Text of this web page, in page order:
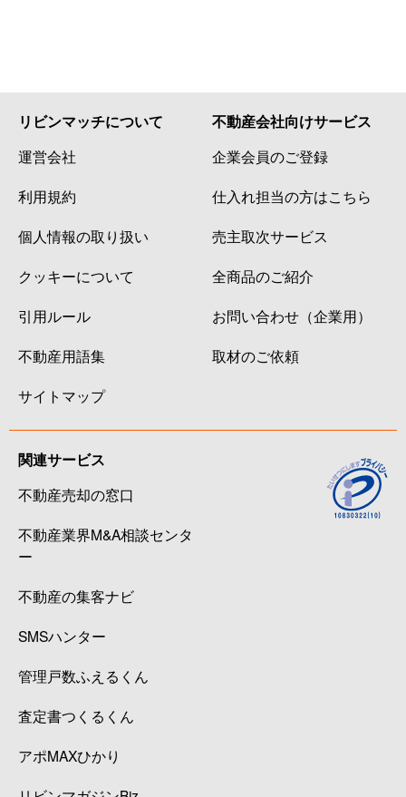
リビンマッチについて
運営会社
利用規約
個人情報の取り扱い
クッキーについて
引用ルール
不動産用語集
サイトマップ
不動産会社向けサービス
企業会員のご登録
仕入れ担当の方はこちら
売主取次サービス
全商品のご紹介
お問い合わせ（企業用）
取材のご依頼
関連サービス
不動産売却の窓口
不動産業界M&A相談センタ
ー
不動産の集客ナビ
SMSハンター
管理戸数ふえるくん
査定書つくるくん
アポMAXひかり